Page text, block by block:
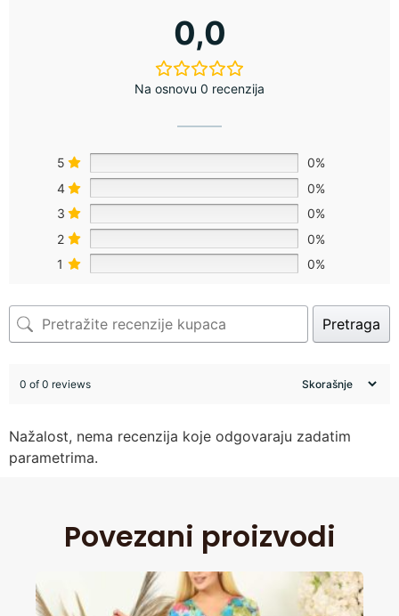
0,0
Na osnovu 0 recenzija
5
0%
4
0%
3
0%
2
0%
1
0%
Pretraga
0 of 0 reviews
Nažalost, nema recenzija koje odgovaraju zadatim
parametrima.
Povezani proizvodi